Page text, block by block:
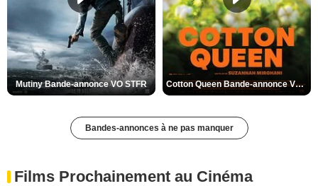
Mutiny Bande-annonce VO STFR Cotton Queen Bande-annonce VO STFR
Bandes-annonces à ne pas manquer
Films Prochainement au Cinéma